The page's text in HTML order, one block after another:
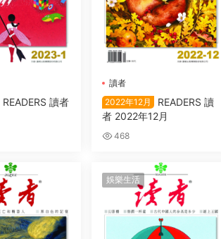
READERS 讀者
讀者
2022年12月
READERS 讀
者 2022年12月
468
娛樂生活